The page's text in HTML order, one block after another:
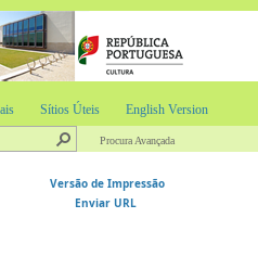
Sítios Úteis English Version
Procura Avançada
Versão de Impressão
Enviar URL